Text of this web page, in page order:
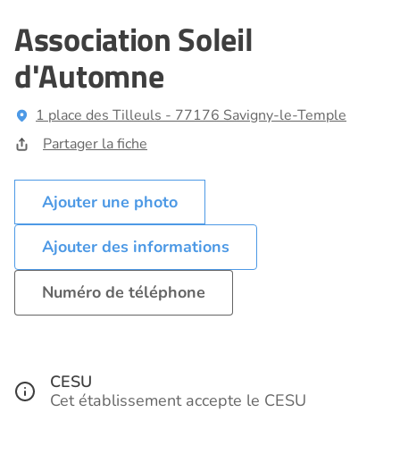
Association Soleil
d'Automne
1 place des Tilleuls - 77176 Savigny-le-Temple
Partager la fiche
Ajouter des informations
Numéro de téléphone
CESU
Cet établissement accepte le CESU